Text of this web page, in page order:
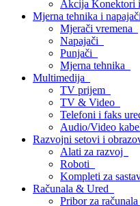
Akcija Konektori
Mjerna tehnika i
Mjerači vremena
Napajači
Punjači
Mjerna tehnika
Multimedija
TV prijem
TV & Video
Telefoni i faks
Audio/Video
Razvojni setovi i
Alati za razvoj
Roboti
Kompleti za
Računala & Ured
Pribor za računala